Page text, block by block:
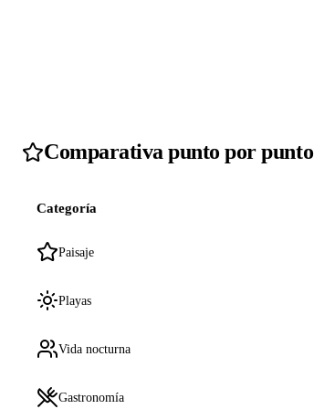
Comparativa punto por punto
Categoría
Paisaje
Playas
Vida nocturna
Gastronomía